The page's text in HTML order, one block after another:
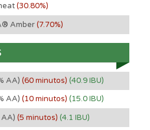
(30.80%)
Amber(7.70%)
AA) (60 minutos) (40.9 IBU)
AA) (10 minutos) (15.0 IBU)
AA) (5 minutos) (4.1 IBU)